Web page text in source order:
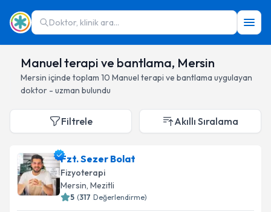
Doktor, klinik ara...
Manuel terapi ve bantlama, Mersin
Mersin içinde toplam 10 Manuel terapi ve bantlama uygulayan
doktor - uzman bulundu
Filtrele Akıllı Sıralama
Fzt. Sezer Bolat
Fizyoterapi
Mersin, Mezitli
5 (317 Değerlendirme)